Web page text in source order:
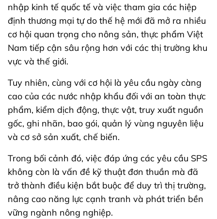
nhập kinh tế quốc tế và việc tham gia các hiệp
định thương mại tự do thế hệ mới đã mở ra nhiều
cơ hội quan trọng cho nông sản, thực phẩm Việt
Nam tiếp cận sâu rộng hơn với các thị trường khu
vực và thế giới.
Tuy nhiên, cùng với cơ hội là yêu cầu ngày càng
cao của các nước nhập khẩu đối với an toàn thực
phẩm, kiểm dịch động, thực vật, truy xuất nguồn
gốc, ghi nhãn, bao gói, quản lý vùng nguyên liệu
và cơ sở sản xuất, chế biến.
Trong bối cảnh đó, việc đáp ứng các yêu cầu SPS
không còn là vấn đề kỹ thuật đơn thuần mà đã
trở thành điều kiện bắt buộc để duy trì thị trường,
nâng cao năng lực cạnh tranh và phát triển bền
vững ngành nông nghiệp.